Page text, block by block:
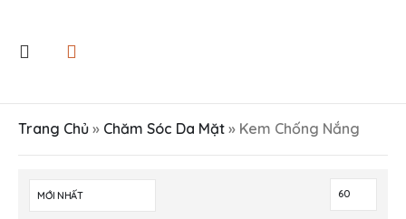
Trang Chủ » Chăm Sóc Da Mặt » Kem Chống Nắng